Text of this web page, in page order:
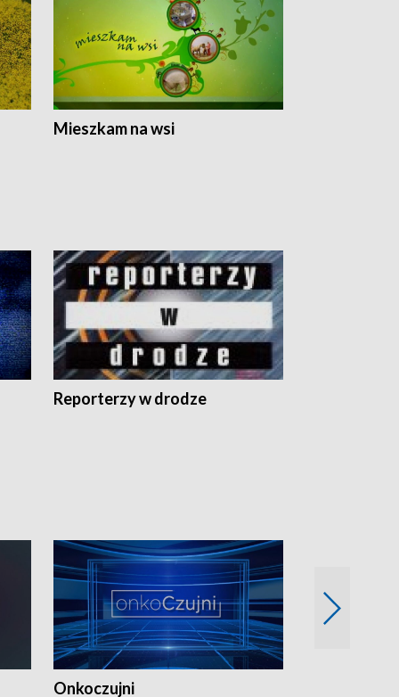
Mieszkam na wsi
Reporterzy w drodze
Onkoczujni